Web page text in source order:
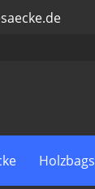
Holzbags